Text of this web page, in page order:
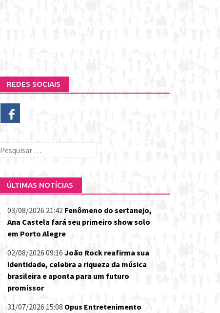
REDES SOCIAIS
Pesquisar
ÚLTIMAS NOTÍCIAS
03/08/2026 21:42 Fenômeno do sertanejo,
Ana Castela fará seu primeiro show solo
em Porto Alegre
02/08/2026 09:16 João Rock reafirma sua
identidade, celebra a riqueza da música
brasileira e aponta para um futuro
promissor
31/07/2026 15:08 Opus Entretenimento